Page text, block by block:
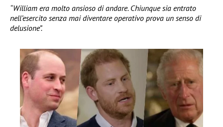
“William era molto ansioso di andare. Chiunque sia entrato
nell’esercito senza mai diventare operativo prova un senso di
delusione”.